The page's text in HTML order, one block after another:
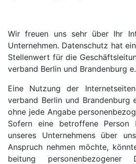
Wir freuen uns sehr über Ihr
Unter­nehmen. Daten­schutz hat
Stellen­wert für die
verband Berlin und Branden­burg
Eine Nutzung der
verband Berlin und Branden­burg
ohne jede Angabe
Sofern eine betroffene Person
unseres Unter­nehmens über
Anspruch nehmen möchte,
beitung personen­bezogener